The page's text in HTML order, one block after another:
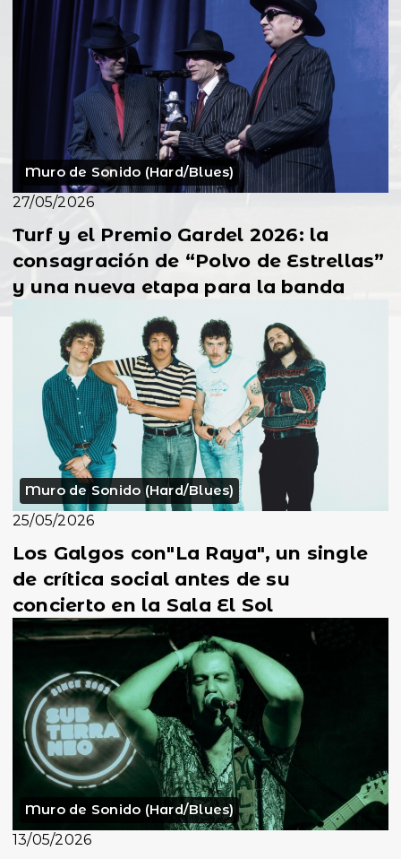
Muro de Sonido (Hard/Blues)
27/05/2026
Turf y el Premio Gardel 2026: la
consagración de “Polvo de Estrellas”
y una nueva etapa para la banda
Muro de Sonido (Hard/Blues)
25/05/2026
Los Galgos con"La Raya", un single
de crítica social antes de su
concierto en la Sala El Sol
Muro de Sonido (Hard/Blues)
13/05/2026